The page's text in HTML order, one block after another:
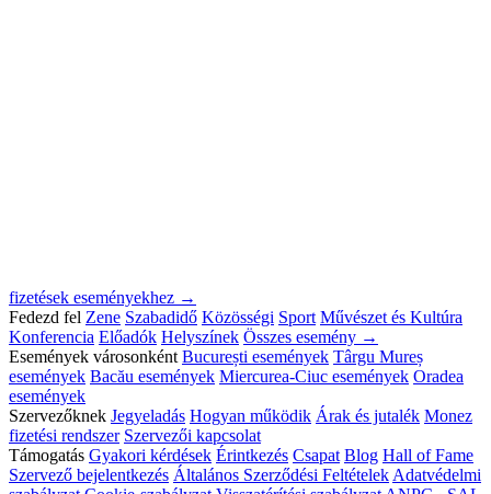
fizetések eseményekhez →
Fedezd fel Zene Szabadidő Közösségi Sport Művészet és Kultúra
Konferencia Előadók Helyszínek Összes esemény →
Események városonként București események Târgu Mureș
események Bacău események Miercurea-Ciuc események Oradea
események
Szervezőknek Jegyeladás Hogyan működik Árak és jutalék Monez
fizetési rendszer Szervezői kapcsolat
Támogatás Gyakori kérdések Érintkezés Csapat Blog Hall of Fame
Szervező bejelentkezés Általános Szerződési Feltételek Adatvédelmi